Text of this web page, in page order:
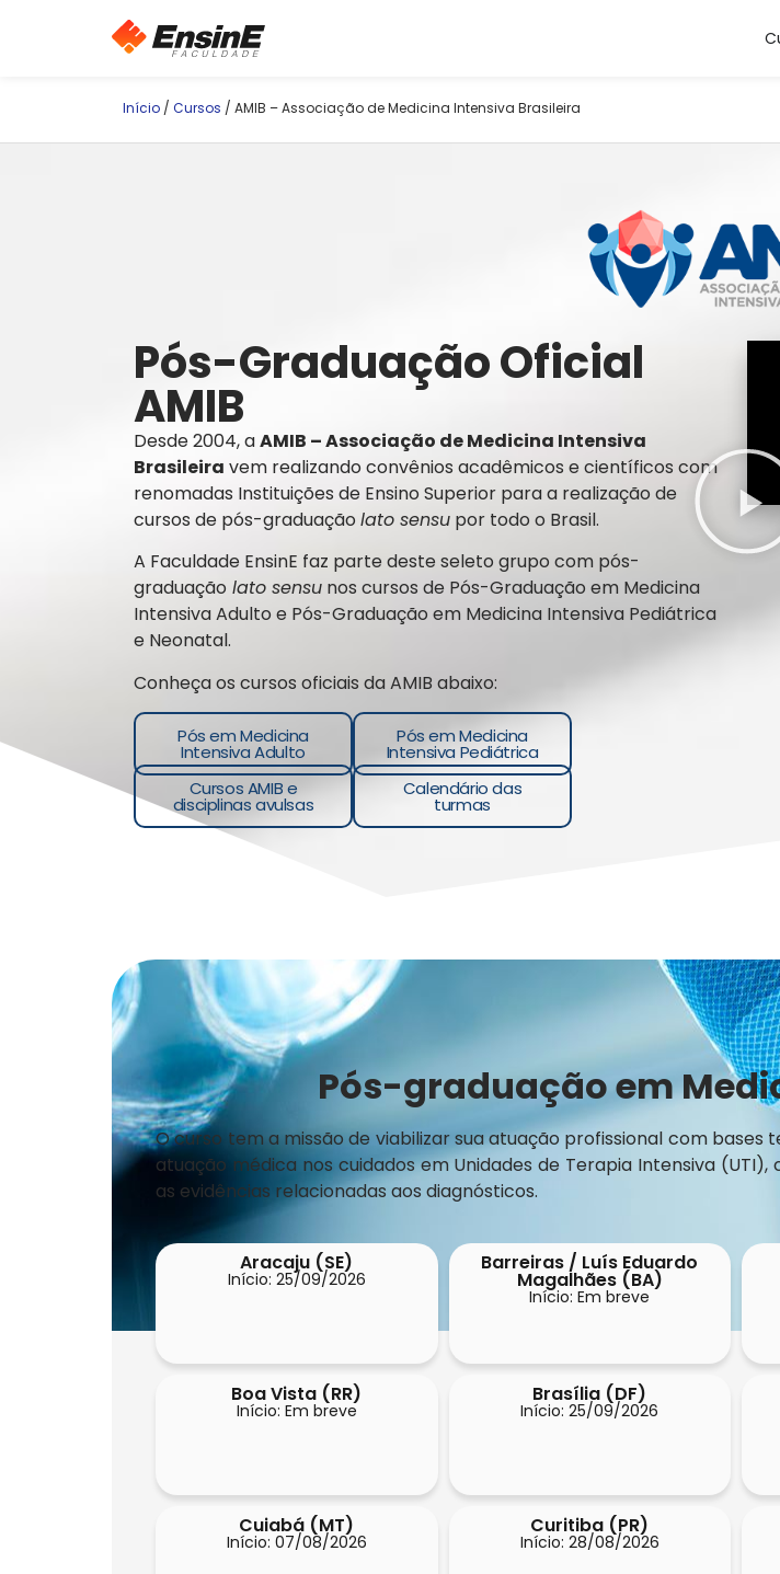
Início / Cursos / AMIB – Associação de Medicina Intensiva Brasileira
Pós-Graduação Oficial
AMIB
Desde 2004, aAMIB – Associação de Medicina Intensiva
Brasileira vem realizando convênios acadêmicos e científicos com
renomadas Instituições de Ensino Superior para a realização de
cursos de pós-graduaçãolato sensu por todo o Brasil.
A Faculdade EnsinE faz parte deste seleto grupo com pós-
graduação lato sensu nos cursos de Pós-Graduação em Medicina
Intensiva Adulto e Pós-Graduação em Medicina Intensiva Pediátrica
e Neonatal.
Conheça os cursos oficiais da AMIB abaixo:
Pós em Medicina
Intensiva Adulto
Pós em Medicina
Intensiva Pediátrica
Cursos AMIB e
disciplinas avulsas
Calendário das
turmas
Pós-graduação em
O curso tem a missão de viabilizar sua atuação profissional com
atuação médica nos cuidados em Unidades de Terapia Intensiva
as evidências relacionadas aos diagnósticos.
Aracaju (SE)
Início: 25/09/2026
Barreiras / Luís Eduardo
Magalhães (BA)
Início: Em breve
Boa Vista (RR)
Início: Em breve
Brasília (DF)
Início: 25/09/2026
Cuiabá (MT)
Início: 07/08/2026
Curitiba (PR)
Início: 28/08/2026